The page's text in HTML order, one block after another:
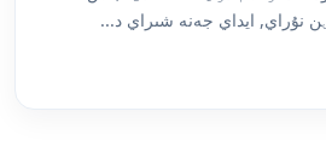
نۇراي, ايداي جەنە شىراي د...